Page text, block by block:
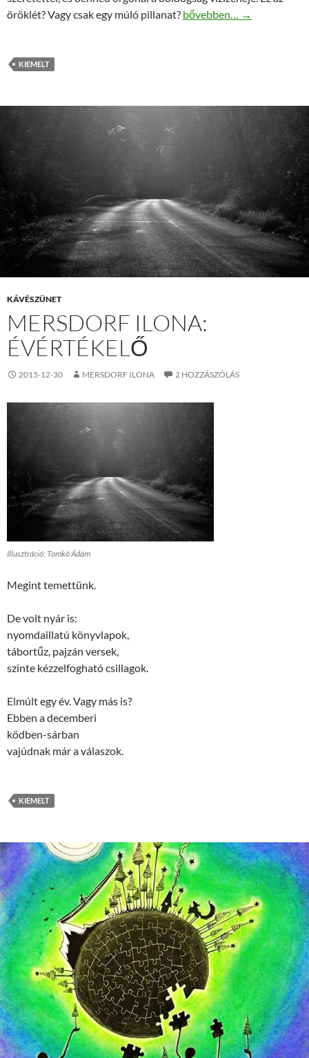
öröklét? Vagy csak egy múló pillanat? Mersdorf Ilona: Az
bővebben… →
KIEMELT
KÁVÉSZÜNET
MERSDORF ILONA:
ÉVÉRTÉKELŐ
2015-12-30 MERSDORF ILONA 2 HOZZÁSZÓLÁS
Illusztráció: Tomkó Ádám
Megint temettünk.
De volt nyár is:
nyomdaillatú könyvlapok,
tábortűz, pajzán versek,
szinte kézzelfogható csillagok.
Elmúlt egy év. Vagy más is?
Ebben a decemberi
ködben-sárban
vajúdnak már a válaszok.
KIEMELT